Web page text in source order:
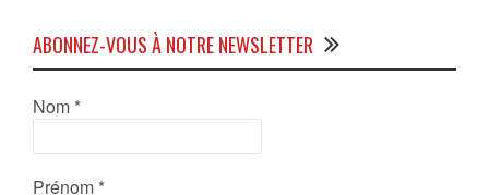
ABONNEZ-VOUS À NOTRE NEWSLETTER
Nom *
Prénom *